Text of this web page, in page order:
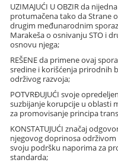
UZIMAJUĆI U OBZIR da
protumačena tako da Strane
drugim međunarodnim
Marakeša o osnivanju STO i
osnovu njega;
REŠENE da primene ovaj
sredine i korišćenja prirodnih
održivog razvoja;
POTVRĐUJUĆI svoje
suzbijanje korupcije u oblasti
za promovisanje principa
KONSTATUJUĆI značaj
njegovog doprinosa
svoju podršku naporima za
standarda;